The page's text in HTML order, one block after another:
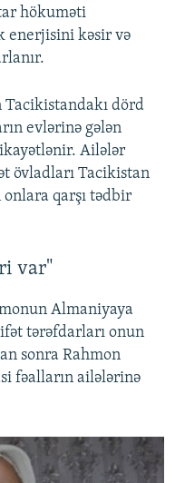
hökuməti
enerjisini kəsir və
dörd
evlərinə gələn
Ailələr
övladları Tacikistan
qarşı tədbir
var"
Almaniyaya
tərəfdarları onun
sonra Rahmon
fəalların ailələrinə